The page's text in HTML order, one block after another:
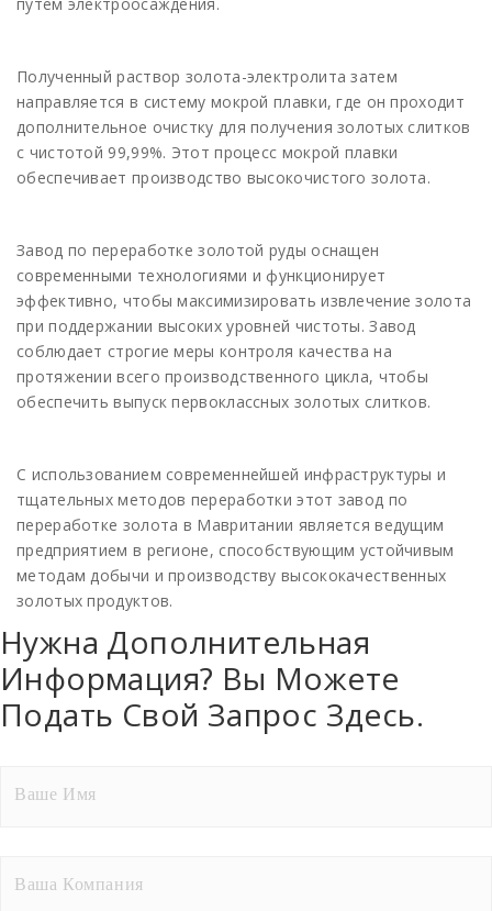
Полученный раствор золота-электролита затем
направляется в систему мокрой плавки, где он проходит
дополнительное очистку для получения золотых слитков
с чистотой 99,99%. Этот процесс мокрой плавки
обеспечивает производство высокочистого золота.
Завод по переработке золотой руды оснащен
современными технологиями и функционирует
эффективно, чтобы максимизировать извлечение золота
при поддержании высоких уровней чистоты. Завод
соблюдает строгие меры контроля качества на
протяжении всего производственного цикла, чтобы
обеспечить выпуск первоклассных золотых слитков.
С использованием современнейшей инфраструктуры и
тщательных методов переработки этот завод по
переработке золота в Мавритании является ведущим
предприятием в регионе, способствующим устойчивым
методам добычи и производству высококачественных
золотых продуктов.
Нужна Дополнительная
Информация? Вы Можете
Подать Свой Запрос Здесь.